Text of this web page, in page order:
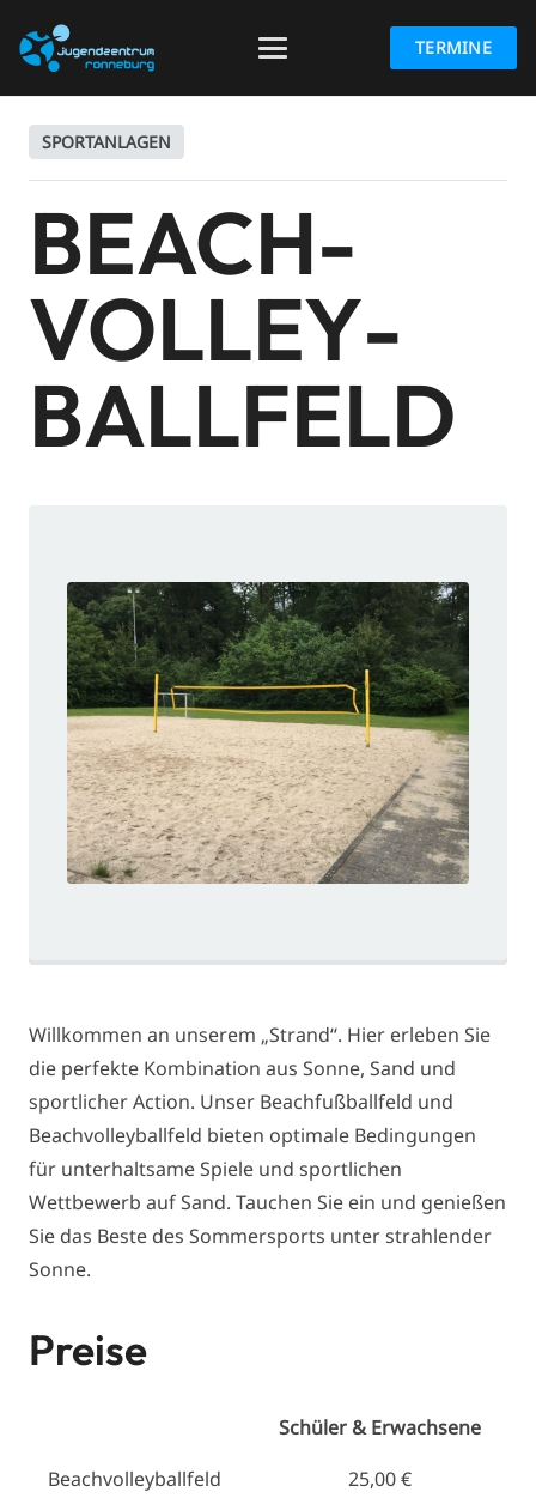
TERMINE
SPORTANLAGEN
BEACH­
VOLLEY­
BALL­FELD
Willkommen an unserem „Strand“. Hier erleben Sie
die perfekte Kombination aus Sonne, Sand und
sportlicher Action. Unser Beachfußballfeld und
Beachvolleyballfeld bieten optimale Bedingungen
für unterhaltsame Spiele und sportlichen
Wettbewerb auf Sand. Tauchen Sie ein und genießen
Sie das Beste des Sommersports unter strahlender
Sonne.
Preise
Schüler & Erwachsene
Beachvolleyballfeld
25,00 €